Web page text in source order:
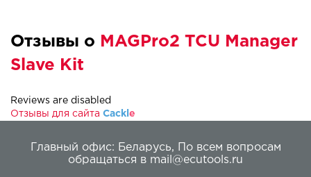
Отзывы о MAGPro2 TCU Manager
Slave Kit
Reviews are disabled
Отзывы для сайта Cackl e
Главный офис: Беларусь,
По всем вопросам
обращаться в mail@ecutools.ru